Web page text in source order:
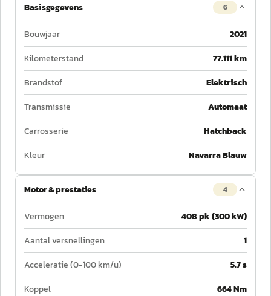
Basisgegevens 6
Bouwjaar
2021
Kilometerstand
77.111 km
Brandstof
Elektrisch
Transmissie
Automaat
Carrosserie
Hatchback
Kleur
Navarra Blauw
Motor & prestaties 4
Vermogen
408 pk (300 kW)
Aantal versnellingen
1
Acceleratie (0-100 km/u)
5.7 s
Koppel
664 Nm